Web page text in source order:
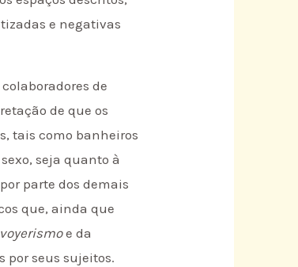
e negativas
de
de que os
tais como banheiros
seja quanto à
parte dos demais
que, ainda que
voyerismoe da
por seus sujeitos.